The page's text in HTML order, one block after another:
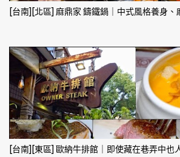
[台南][北區] 麻鼎家 鑄鐵鍋｜中式風格養身
[台南][東區] 歐納牛排館｜即使藏在巷弄中也